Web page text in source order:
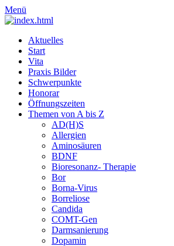
Menü
Aktuelles
Start
Vita
Praxis Bilder
Schwerpunkte
Honorar
Öffnungszeiten
Themen von A bis Z
AD(H)S
Allergien
Aminosäuren
BDNF
Bioresonanz- Therapie
Bor
Borna-Virus
Borreliose
Candida
COMT-Gen
Darmsanierung
Dopamin